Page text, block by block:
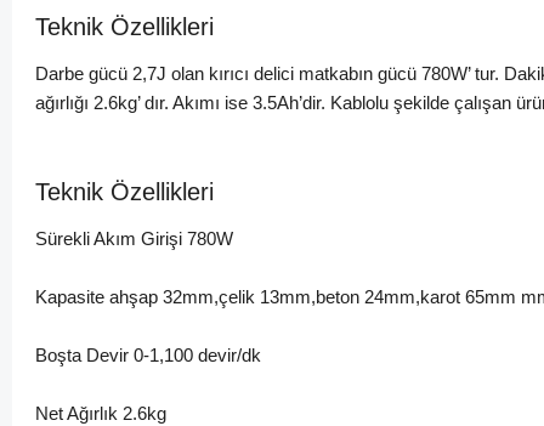
Teknik Özellikleri
Darbe gücü 2,7J olan kırıcı delici matkabın gücü 780W’ tur.
ağırlığı 2.6kg’ dır. Akımı ise 3.5Ah’dir. Kablolu şekilde çalışan
Teknik Özellikleri
Sürekli Akım Girişi 780W
Kapasite ahşap 32mm,çelik 13mm,beton 24mm,karot 65mm
Boşta Devir 0-1,100 devir/dk
Net Ağırlık 2.6kg